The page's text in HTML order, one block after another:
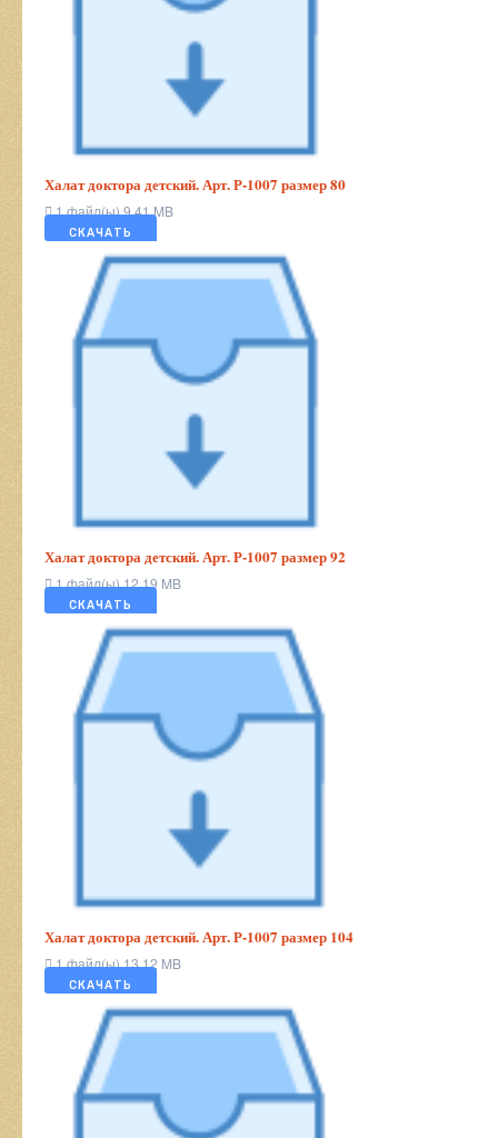
Халат доктора детский. Арт. Р-1007 размер 80
1 файл(ы)9.41 MB
СКАЧАТЬ
Халат доктора детский. Арт. Р-1007 размер 92
1 файл(ы)12.19 MB
СКАЧАТЬ
Халат доктора детский. Арт. Р-1007 размер 104
1 файл(ы)13.12 MB
СКАЧАТЬ